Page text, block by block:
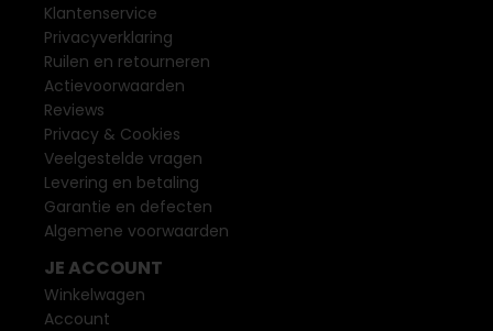
Klantenservice
Privacyverklaring
Ruilen en retourneren
Actievoorwaarden
Reviews
Privacy & Cookies
Veelgestelde vragen
Levering en betaling
Garantie en defecten
Algemene voorwaarden
JE ACCOUNT
Winkelwagen
Account